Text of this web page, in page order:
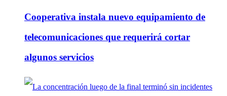
Cooperativa instala nuevo equipamiento de
telecomunicaciones que requerirá cortar
algunos servicios